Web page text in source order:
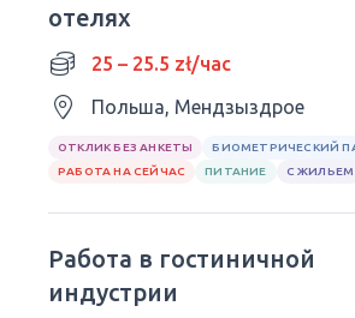
отелях
25 – 25.5 zł/час
Польша, Мендзыздрое
ОТКЛИК БЕЗ АНКЕТЫ
БИОМЕТРИЧЕСКИЙ
РАБОТА НА СЕЙЧАС
ПИТАНИЕ С ЖИЛЬЕМ
Работа в гостиничной
индустрии